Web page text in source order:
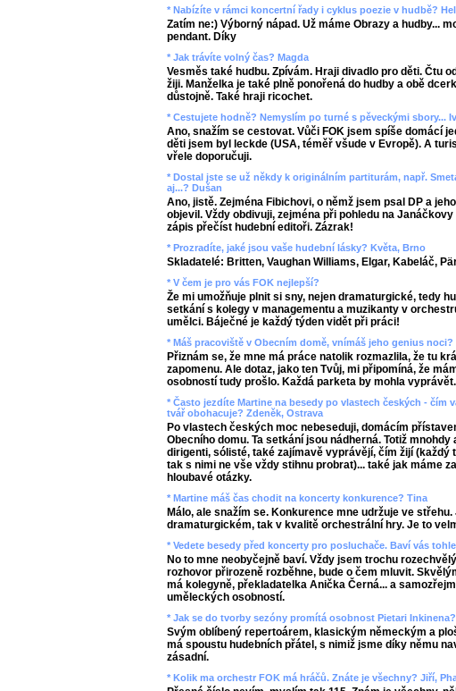
* Nabízíte v rámci koncertní řady i cyklus poezie v hudbě?
Zatím ne:) Výborný nápad. Už máme Obrazy a hudby...
pendant. Díky
* Jak trávíte volný čas? Magda
Vesměs také hudbu. Zpívám. Hraji divadlo pro děti. Čtu
žiji. Manželka je také plně ponořená do hudby a obě
důstojně. Také hraji ricochet.
* Cestujete hodně? Nemyslím po turné s pěveckými sbory...
Ano, snažím se cestovat. Vůči FOK jsem spíše domácí
děti jsem byl leckde (USA, téměř všude v Evropě). A
vřele doporučuji.
* Dostal jste se už někdy k originálním partiturám, např.
aj...? Dušan
Ano, jistě. Zejména Fibichovi, o němž jsem psal DP a
objevil. Vždy obdivuji, zejména při pohledu na
zápis přečíst hudební editoři. Zázrak!
* Prozradíte, jaké jsou vaše hudební lásky? Květa, Brno
Skladatelé: Britten, Vaughan Williams, Elgar, Kabeláč,
* V čem je pro vás FOK nejlepší?
Že mi umožňuje plnit si sny, nejen dramaturgické, tedy
setkání s kolegy v managementu a muzikanty v
umělci. Báječné je každý týden vidět při práci!
* Máš pracoviště v Obecním domě, vnímáš jeho genius noci?
Přiznám se, že mne má práce natolik rozmazlila, že tu
zapomenu. Ale dotaz, jako ten Tvůj, mi připomíná, že
osobností tudy prošlo. Každá parketa by mohla vyprávět.
* Často jezdíte Martine na besedy po vlastech českých - čím
tvář obohacuje? Zdeněk, Ostrava
Po vlastech českých moc nebeseduji, domácím
Obecního domu. Ta setkání jsou nádherná. Totiž
dirigenti, sólisté, také zajímavě vyprávějí, čím žijí (každý
tak s nimi ne vše vždy stihnu probrat)... také jak máme
hloubavé otázky.
* Martine máš čas chodit na koncerty konkurence? Tina
Málo, ale snažím se. Konkurence mne udržuje ve
dramaturgickém, tak v kvalitě orchestrální hry. Je to
* Vedete besedy před koncerty pro posluchače. Baví vás
No to mne neobyčejně baví. Vždy jsem trochu
rozhovor přirozeně rozběhne, bude o čem mluvit.
má kolegyně, překladatelka Anička Černá... a
uměleckých osobností.
* Jak se do tvorby sezóny promítá osobnost Pietari Inkinena?
Svým oblíbený repertoárem, klasickým německým a
má spoustu hudebních přátel, s nimiž jsme díky němu
zásadní.
* Kolik ma orchestr FOK má hráčů. Znáte je všechny? Jiří,